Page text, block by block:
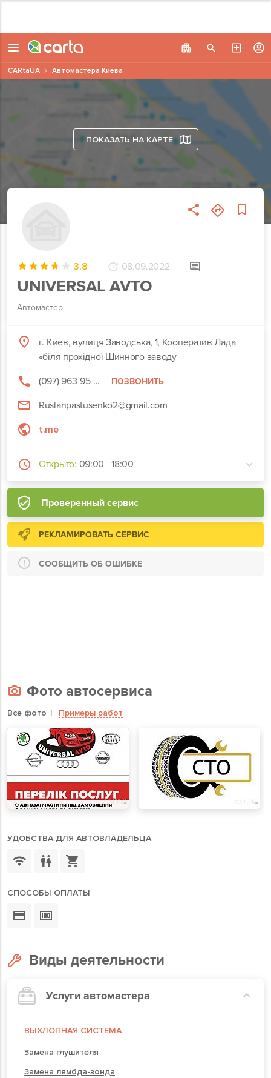
ПОКАЗАТЬ НА КАРТЕ
3.8 08.09.2022
UNIVERSAL AVTO
Автомастер
Проверенный сервис
г. Киев, вулиця Заводська, 1, Кооператив Лада
«біля прохідної Шинного заводу
(097) 963-95-...
ПОЗВОНИТЬ
Ruslanpastusenko2@gmail.com
t.me
Открыто: 09:00 - 18:00
РЕКЛАМИРОВАТЬ СЕРВИС
СООБЩИТЬ ОБ ОШИБКЕ
CARtaUA Автомастера Киева
Фото автосервиса
Все фото Примеры работ
УДОБСТВА ДЛЯ АВТОВЛАДЕЛЬЦА
СПОСОБЫ ОПЛАТЫ
Виды деятельности
Услуги автомастера
ВЫХЛОПНАЯ СИСТЕМА
Замена глушителя
Замена лямбда-зонда